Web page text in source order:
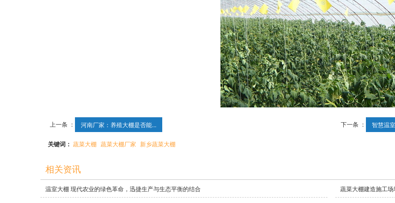
上一条 ： 河南厂家：养殖大棚是否能... 下一条 ： 智慧温
关键词： 蔬菜大棚 蔬菜大棚厂家 新乡蔬菜大棚
相关资讯
温室大棚 现代农业的绿色革命，迅捷生产与生态平衡的结合 蔬菜大棚建造施工